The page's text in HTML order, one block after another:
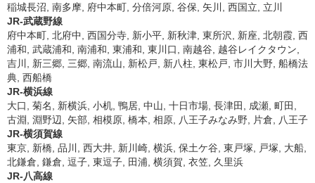
稲城長沼, 南多摩, 府中本町, 分倍河原, 谷保, 矢川, 西国立, 立川
JR-武蔵野線
府中本町, 北府中, 西国分寺, 新小平, 新秋津, 東所沢, 新座, 北朝霞, 西
浦和, 武蔵浦和, 南浦和, 東浦和, 東川口, 南越谷, 越谷レイクタウン,
吉川, 新三郷, 三郷, 南流山, 新松戸, 新八柱, 東松戸, 市川大野, 船橋法
典, 西船橋
JR-横浜線
大口, 菊名, 新横浜, 小机, 鴨居, 中山, 十日市場, 長津田, 成瀬, 町田,
古淵, 淵野辺, 矢部, 相模原, 橋本, 相原, 八王子みなみ野, 片倉, 八王子
JR-横須賀線
東京, 新橋, 品川, 西大井, 新川崎, 横浜, 保土ケ谷, 東戸塚, 戸塚, 大船,
北鎌倉, 鎌倉, 逗子, 東逗子, 田浦, 横須賀, 衣笠, 久里浜
JR-八高線